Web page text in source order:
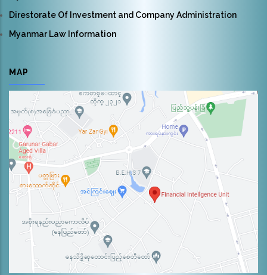
Direstorate Of Investment and Company Administration
Myanmar Law Information
MAP